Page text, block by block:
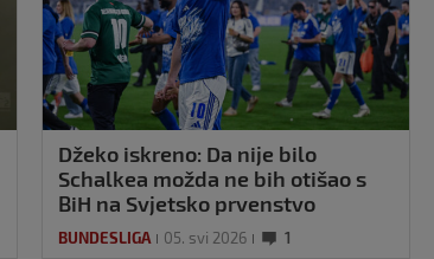
Džeko iskreno: Da nije bilo
Schalkea možda ne bih otišao s
BiH na Svjetsko prvenstvo
BUNDESLIGA 05. svi 2026 1